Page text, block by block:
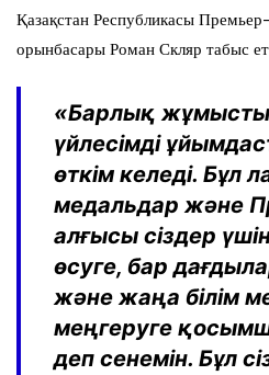
Қазақстан Республикасы
орынбасары Роман Скляр табыс
«Барлық
үйлесімді
өткім келеді. Бұл
медальдар және
алғысы сіздер
өсуге, бар
және жаңа білім
меңгеруге
деп сенемін. Бұл